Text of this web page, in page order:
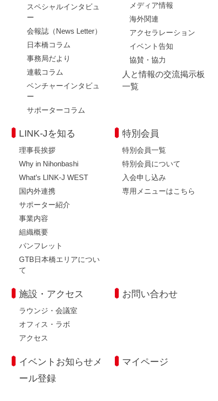
スペシャルインタビュ
ー
会報誌（News Letter）
日本橋コラム
事務局だより
連載コラム
ベンチャーインタビュ
ー
サポーターコラム
メディア情報
海外関連
アクセラレーション
イベント告知
協賛・協力
人と情報の交流掲示板
一覧
LINK-Jを知る
理事長挨拶
Why in Nihonbashi
What’s LINK-J WEST
国内外連携
サポーター紹介
事業内容
組織概要
パンフレット
GTB日本橋エリアについ
て
特別会員
特別会員一覧
特別会員について
入会申し込み
専用メニューはこちら
施設・アクセス
ラウンジ・会議室
オフィス・ラボ
アクセス
お問い合わせ
イベントお知らせメ
ール登録
マイページ